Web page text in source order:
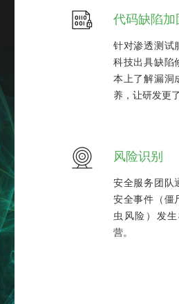
代码缺陷加
针对渗透测试
科技出具缺陷
本上了解漏洞
养，让研发更
风险识别
安全服务团队
安全事件（僵
虫风险）发
营。